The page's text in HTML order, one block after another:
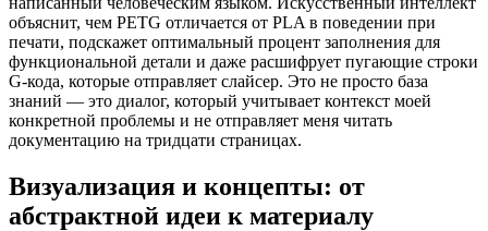
объяснит, чем PETG отличается от PLA в поведении при
печати, подскажет оптимальный процент заполнения для
функциональной детали и даже расшифрует пугающие строки
G-кода, которые отправляет слайсер. Это не просто база
знаний — это диалог, который учитывает контекст моей
конкретной проблемы и не отправляет меня читать
документацию на тридцати страницах.
Визуализация и концепты: от
абстрактной идеи к материалу